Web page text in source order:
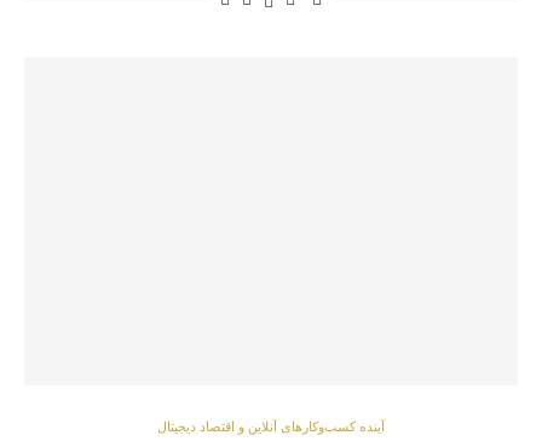
آینده کسب‌وکارهای آنلاین و اقتصاد دیجیتال